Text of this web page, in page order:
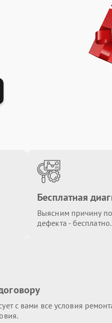
Бесплатная
Выясним причину
дефекта - бесплатно.
с вами все условия